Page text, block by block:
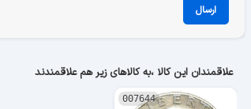
ارسال
علاقمندان این کالا ،به کالاهای زیر هم علاقمندند
007644